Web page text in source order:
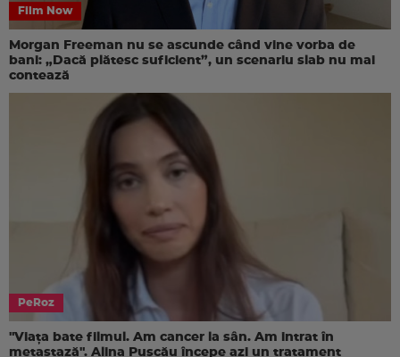
Film Now
Morgan Freeman nu se ascunde când vine vorba de
bani: „Dacă plătesc suficient”, un scenariu slab nu mai
contează
PeRoz
"Viața bate filmul. Am cancer la sân. Am intrat în
metastază". Alina Pușcău începe azi un tratament